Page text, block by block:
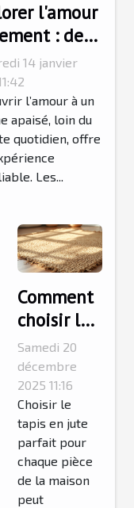
l'amour
: des
par
14 janvier
l’amour à un
apaisé, loin du
quotidien, offre
Les...
Comment
choisir le
tapis en
jute idéal
pour
chaque
pièce de
la maison
?
Samedi 20
décembre
2025 11:16
Choisir le
tapis en jute
parfait pour
chaque pièce
de la maison
peut